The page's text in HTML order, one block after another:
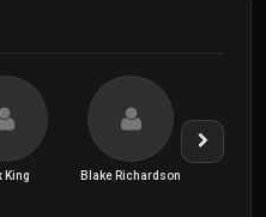
King Blake Richardson